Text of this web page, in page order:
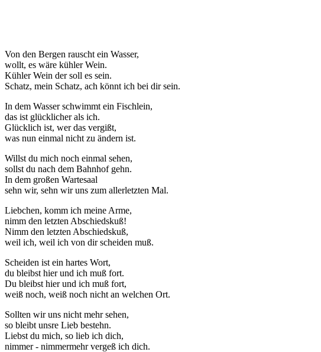
Von den Bergen rauscht ein Wasser,
wollt, es wäre kühler Wein.
Kühler Wein der soll es sein.
Schatz, mein Schatz, ach könnt ich bei dir sein.
In dem Wasser schwimmt ein Fischlein,
das ist glücklicher als ich.
Glücklich ist, wer das vergißt,
was nun einmal nicht zu ändern ist.
Willst du mich noch einmal sehen,
sollst du nach dem Bahnhof gehn.
In dem großen Wartesaal
sehn wir, sehn wir uns zum allerletzten Mal.
Liebchen, komm ich meine Arme,
nimm den letzten Abschiedskuß!
Nimm den letzten Abschiedskuß,
weil ich, weil ich von dir scheiden muß.
Scheiden ist ein hartes Wort,
du bleibst hier und ich muß fort.
Du bleibst hier und ich muß fort,
weiß noch, weiß noch nicht an welchen Ort.
Sollten wir uns nicht mehr sehen,
so bleibt unsre Lieb bestehn.
Liebst du mich, so lieb ich dich,
nimmer - nimmermehr vergeß ich dich.